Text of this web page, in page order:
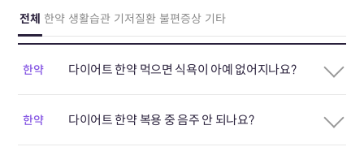
전체 한약 생활습관 기저질환 불편증상 기타
한약 다이어트 한약 먹으면 식욕이 아예 없어지나요?
한약 다이어트 한약 복용 중 음주 안 되나요?